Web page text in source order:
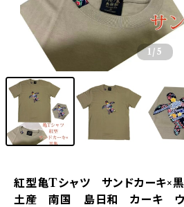
1 /5
紅型亀Tシャツ サンドカーキ×
土産 南国 島日和 カーキ ウ